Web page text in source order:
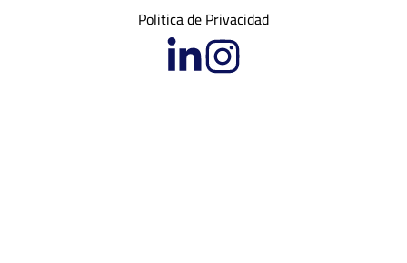
Politica de Privacidad